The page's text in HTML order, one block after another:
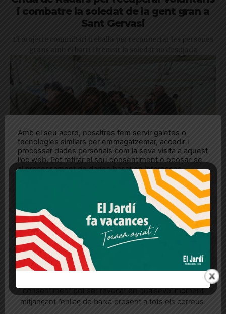
i combatre la soledat de la gent gran a
Sant Gervasi
El projecte comunitari treballa per reconnectar les persones
grans amb el barri i trencar la soledat no desitjada
Vil·la Urània organitza un mercat
d’intercanvi de llibres per Sant Jordi
Els participants han de portar l'exemplar a Vil·la Urània del 15
al 22 d'abril abans d'emportar-se el seu llibre el dia de Sant
Amb el seu acord, nosaltres fem servir galetes o
tecnologies similars per emmagatzemar, accedir i
processar dades personals com la seva visita a aquest
lloc web. Pot retirar el seu consentiment o oposar-se
al processament de dades basat en interessos
legítims en qualsevol moment fent clic a "Ajustos de
cookies" o a la nostra Política de privacitat en aquest
lloc web. Si cliques "acceptar" dones el teu
Més informació Acceptar Rebutjar tot
Quan l’usuari crea un compte al Diari el Jardí, dona el
seu consentiment explícit per rebre comunicacions
consentiment pot ser revocat en qualsevol moment
mitjançant l’enllaç de baixa present a tots els correus.